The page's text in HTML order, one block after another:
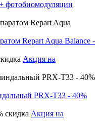
фотобиомодуляции
Repart Aqua Balance -
Акция на
PRX-T33 - 40%
Акция на